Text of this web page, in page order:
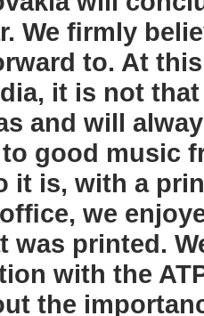
We ﬁrmly
to. At
it is not
and will
good music
it is, with a
we
was printed.
with the
the